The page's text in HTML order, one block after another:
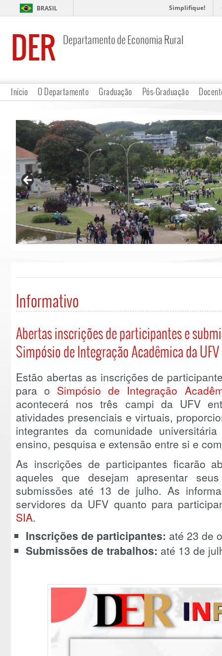
BRASIL Simplifique!
DER Departamento de Economia Rural
Início O Departamento Graduação Pós-Graduação
Informativo
Abertas inscrições de participantes e
Simpósio de Integração Acadêmica da UFV
Estão abertas as inscrições de
para o Simpósio de Integração
acontecerá nos três campi da UFV
atividades presenciais e virtuais,
integrantes da comunidade
ensino, pesquisa e extensão entre si e
As inscrições de participantes ficarão
aqueles que desejam apresentar
submissões até 13 de julho. As
servidores da UFV quanto para
SIA.
Inscrições de participantes: até 23 de
Submissões de trabalhos: até 13 de